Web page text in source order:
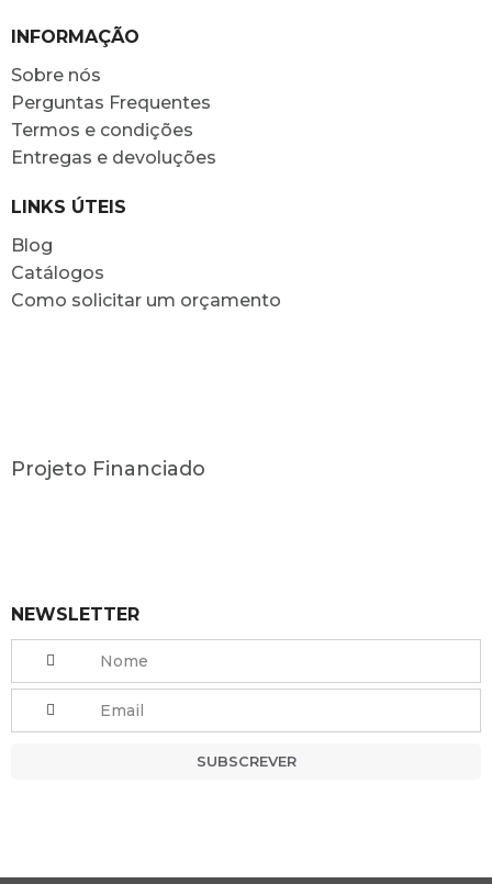
INFORMAÇÃO
Sobre nós
Perguntas Frequentes
Termos e condições
Entregas e devoluções
LINKS ÚTEIS
Blog
Catálogos
Como solicitar um orçamento
Projeto Financiado
NEWSLETTER
SUBSCREVER